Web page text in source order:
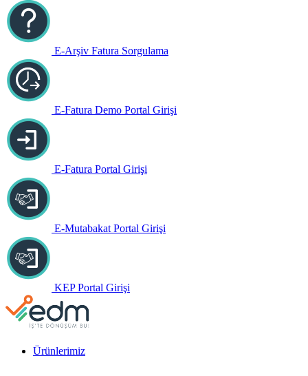
E-Arşiv Fatura Sorgulama
E-Fatura Demo Portal Girişi
E-Fatura Portal Girişi
E-Mutabakat Portal Girişi
KEP Portal Girişi
Ürünlerimiz